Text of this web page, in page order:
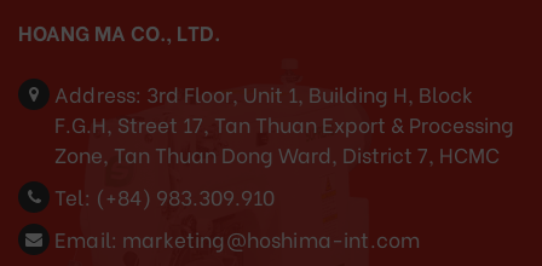
HOANG MA CO., LTD.
Address: 3rd Floor, Unit 1, Building H, Block
F.G.H, Street 17, Tan Thuan Export & Processing
Zone, Tan Thuan Dong Ward, District 7, HCMC
Tel: (+84) 983.309.910
Email: marketing@hoshima-int.com